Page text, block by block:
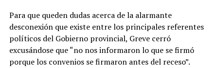
Para que queden dudas acerca de la alarmante
desconexión que existe entre los principales referentes
políticos del Gobierno provincial, Greve cerró
excusándose que “no nos informaron lo que se firmó
porque los convenios se firmaron antes del receso”.